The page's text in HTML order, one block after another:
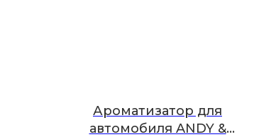
Ароматизатор для
автомобиля ANDY &